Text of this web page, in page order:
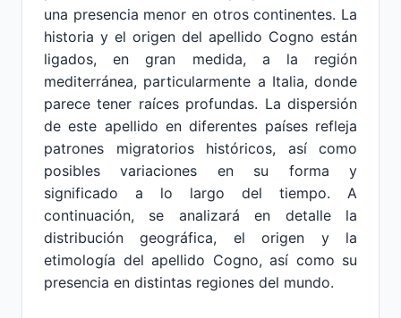
una presencia menor en otros continentes. La
historia y el origen del apellido Cogno están
ligados, en gran medida, a la región
mediterránea, particularmente a Italia, donde
parece tener raíces profundas. La dispersión
de este apellido en diferentes países refleja
patrones migratorios históricos, así como
posibles variaciones en su forma y
significado a lo largo del tiempo. A
continuación, se analizará en detalle la
distribución geográfica, el origen y la
etimología del apellido Cogno, así como su
presencia en distintas regiones del mundo.